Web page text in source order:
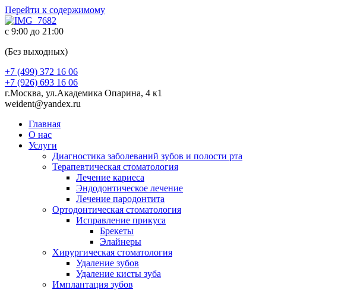
Перейти к содержимому
с 9:00 до 21:00
(Без выходных)
+7 (499) 372 16 06
+7 (926) 693 16 06
г.Москва, ул.Академика Опарина, 4 к1
weident@yandex.ru
Главная
О нас
Услуги
Диагностика заболеваний зубов и полости рта
Терапевтическая стоматология
Лечение кариеса
Эндодонтическое лечение
Лечение пародонтита
Ортодонтическая стоматология
Исправление прикуса
Брекеты
Элайнеры
Хирургическая стоматология
Удаление зубов
Удаление кисты зуба
Имплантация зубов